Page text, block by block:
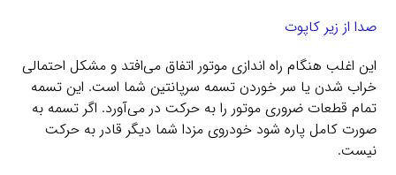
صدا از زیر کاپوت
این اغلب هنگام راه اندازی موتور اتفاق می‌افتد و مشکل احتمالی
خراب شدن یا سر خوردن تسمه سرپانتین شما است. این تسمه
تمام قطعات ضروری موتور را به حرکت در می‌آورد. اگر تسمه به
صورت کامل پاره شود خودروی مزدا شما دیگر قادر به حرکت
نیست.